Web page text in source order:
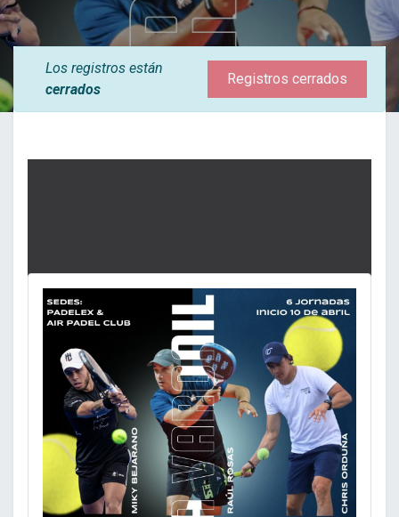
Los registros están
cerrados
Registros cerrados